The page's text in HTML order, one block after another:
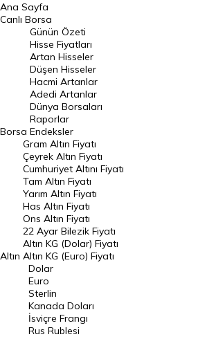
BIST 100 Hisseleri
En Çok Artan Hisseler
En Çok Düşen Hisseler
Hacmi Artanlar
Geçmiş Kapanışlar
Dünya Borsaları
Raporlar
Endeksler
DÖVİZ
Döviz Kuru
Dolar Kuru
Euro Kuru
Pound Kuru
Frank Kuru
Riyal Kuru
Ana Sayfa
Canlı Borsa
Borsa
Günün Özeti
Hisse Fiyatları
Artan Hisseler
Düşen Hisseler
Hacmi Artanlar
Adedi Artanlar
Dünya Borsaları
Raporlar
Endeksler
Altın
Gram Altın Fiyatı
Çeyrek Altın Fiyatı
Cumhuriyet Altını Fiyatı
Tam Altın Fiyatı
Yarım Altın Fiyatı
Has Altın Fiyatı
Ons Altın Fiyatı
22 Ayar Bilezik Fiyatı
Altın KG (Dolar) Fiyatı
Altın KG (Euro) Fiyatı
Dolar
Euro
Sterlin
Kanada Doları
İsviçre Frangı
Rus Rublesi